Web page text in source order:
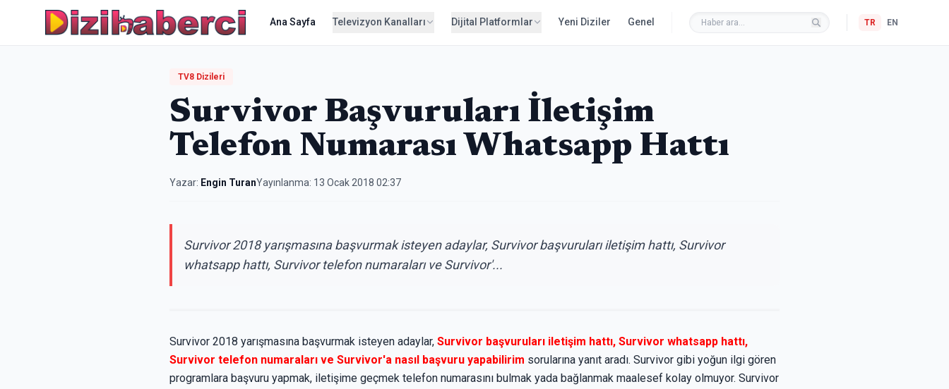
Ana Sayfa Televizyon Kanalları Dijital Platformlar Yeni Diziler Genel TR EN
TV8 Dizileri
Survivor Başvuruları İletişim
Telefon Numarası Whatsapp Hattı
Yazar: Engin TuranYayınlanma: 13 Ocak 2018 02:37
Survivor 2018 yarışmasına başvurmak isteyen adaylar, Survivor başvuruları iletişim hattı, Survivor
whatsapp hattı, Survivor telefon numaraları ve Survivor'...
Survivor 2018 yarışmasına başvurmak isteyen adaylar, Survivor başvuruları iletişim hattı, Survivor whatsapp hattı,
Survivor telefon numaraları ve Survivor'a nasıl başvuru yapabilirim sorularına yanıt aradı. Survivor gibi yoğun ilgi gören
programlara başvuru yapmak, iletişime geçmek telefon numarasını bulmak yada bağlanmak maalesef kolay olmuyor. Survivor